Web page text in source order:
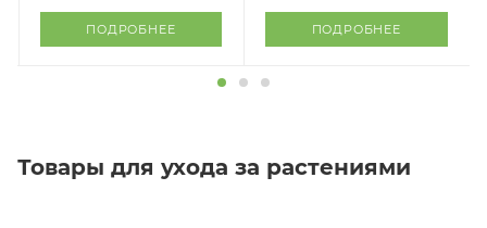
ПОДРОБНЕЕ ПОДРОБНЕЕ
Товары для ухода за растениями